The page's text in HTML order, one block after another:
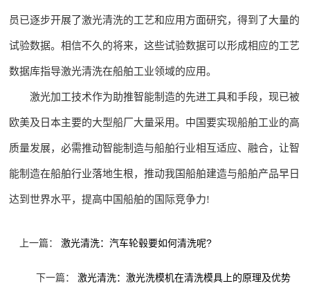
员已逐步开展了激光清洗的工艺和应用方面研究，得到了大量的
试验数据。相信不久的将来，这些试验数据可以形成相应的工艺
数据库指导激光清洗在船舶工业领域的应用。
激光加工技术作为助推智能制造的先进工具和手段，现已被
欧美及日本主要的大型船厂大量采用。中国要实现船舶工业的高
质量发展，必需推动智能制造与船舶行业相互适应、融合，让智
能制造在船舶行业落地生根，推动我国船舶建造与船舶产品早日
达到世界水平，提高中国船舶的国际竞争力!
上一篇： 激光清洗：汽车轮毂要如何清洗呢?
下一篇： 激光清洗：激光洗模机在清洗模具上的原理及优势